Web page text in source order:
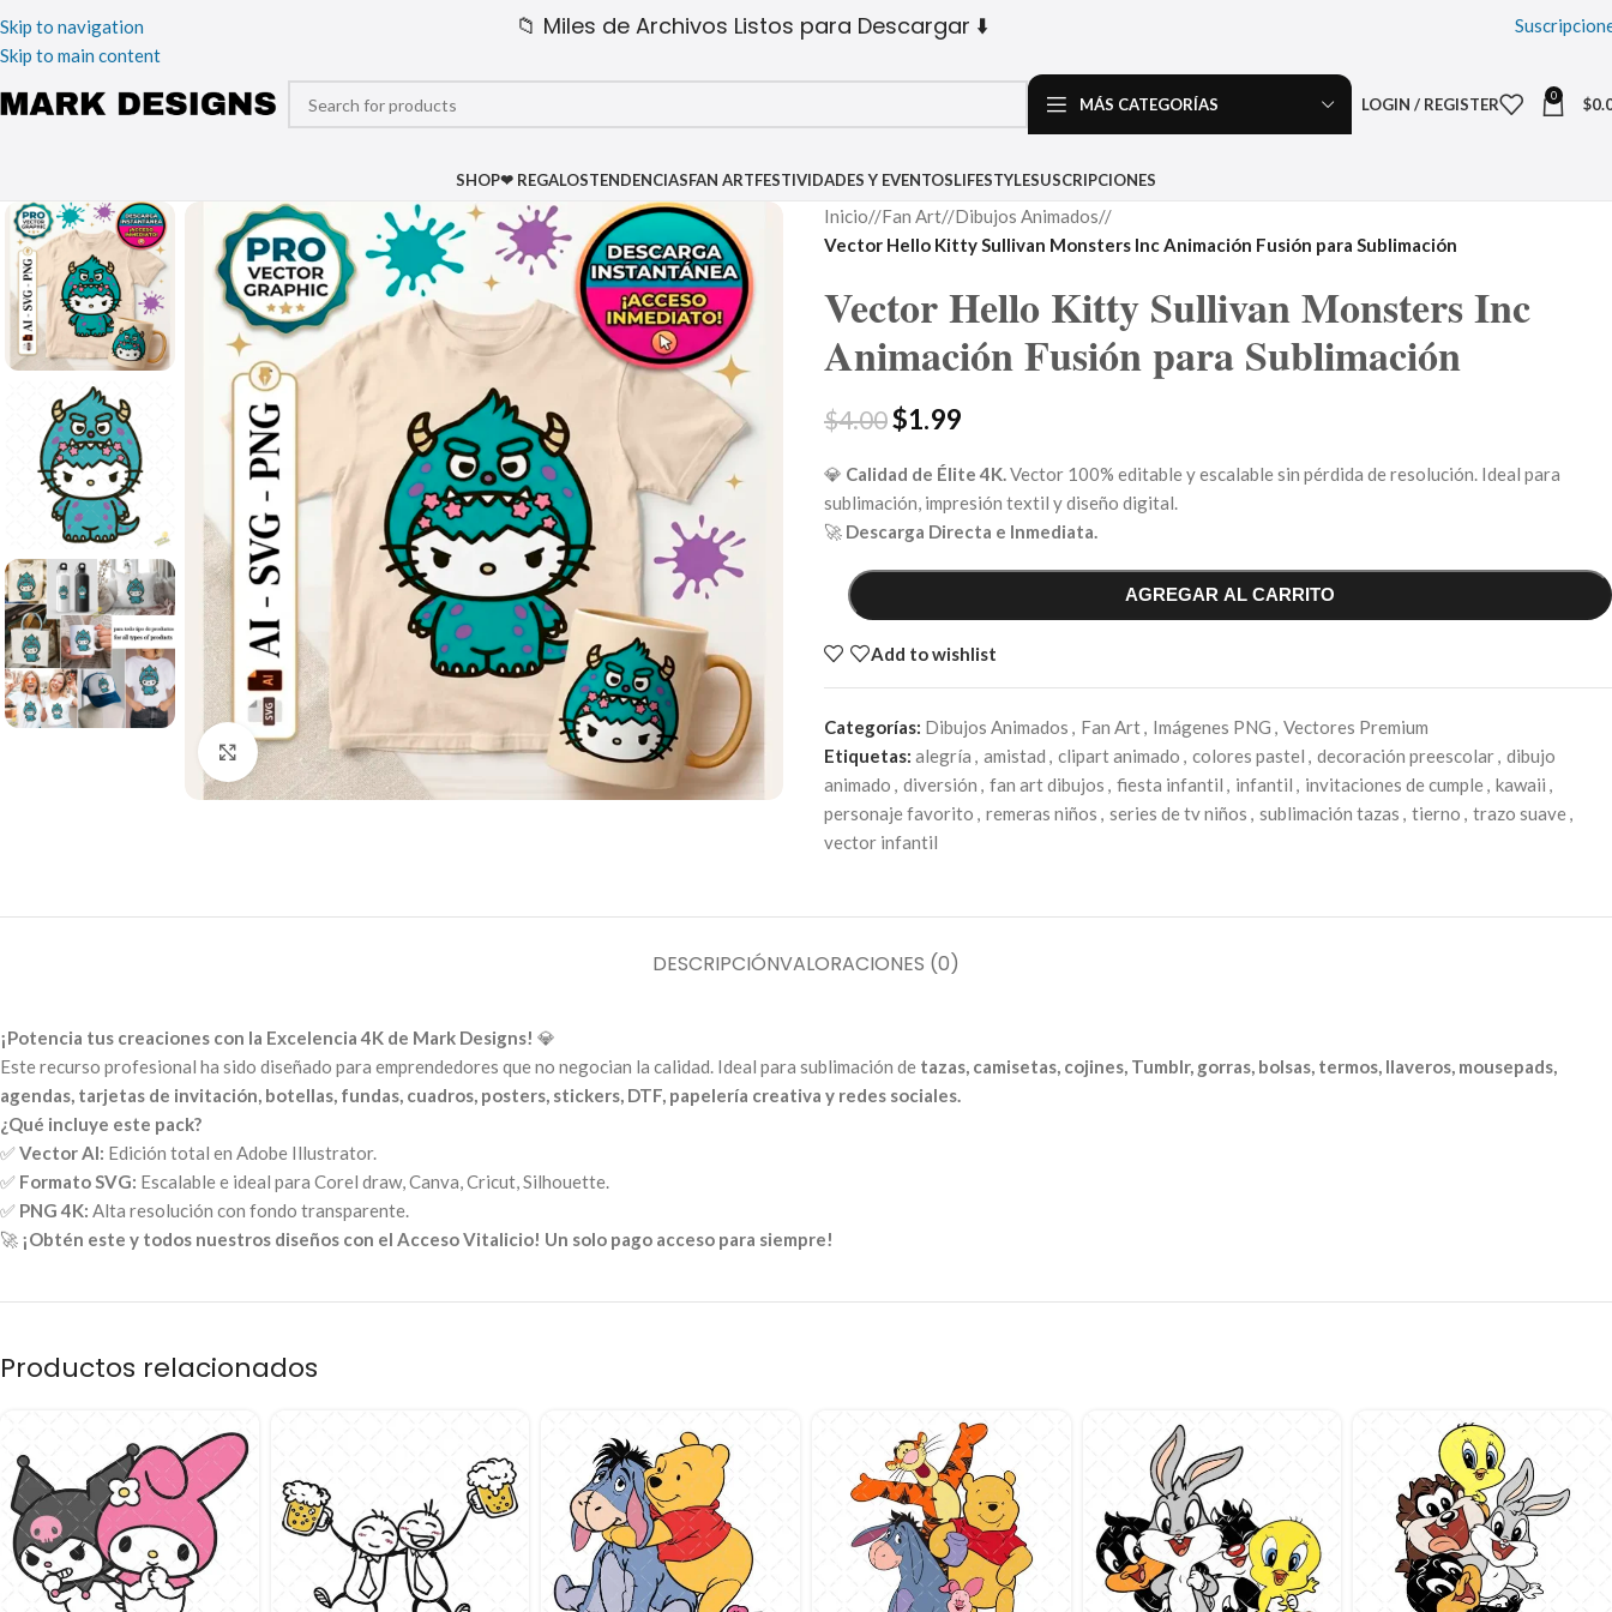
Skip to navigation
Skip to main content
📁 Miles de Archivos Listos para Descargar ⬇️
MÁS CATEGORÍAS LOGIN / REGISTER 0 $
SHOP❤ REGALOSTENDENCIASFAN ARTFESTIVIDADES Y EVENTOSLIFESTYLESUSCRIPCIONES
Click to enlarge
Inicio/ Fan Art/ Dibujos Animados/
Vector Hello Kitty Sullivan Monsters Inc Animación Fusión para Sublimación
Vector Hello Kitty Sullivan Monsters Inc
Animación Fusión para Sublimación
$4.00$1.99
💎 Calidad de Élite 4K.Vector 100% editable y escalable sin pérdida de resolución. Ideal para
sublimación, impresión textil y diseño digital.
🚀 Descarga Directa e Inmediata.
AGREGAR AL CARRITO
Add to wishlist
Categorías: Dibujos Animados , Fan Art, Imágenes PNG , Vectores Premium
Etiquetas: alegría , amistad , clipart animado , colores pastel , decoración preescolar, dibujo
animado , diversión , fan art dibujos , fiesta infantil , infantil , invitaciones de cumple, kawaii ,
personaje favorito , remeras niños , series de tv niños , sublimación tazas , tierno , trazo suave,
vector infantil
DESCRIPCIÓNVALORACIONES (0)
¡Potencia tus creaciones con la Excelencia 4K de Mark Designs! 💎
Este recurso profesional ha sido diseñado para emprendedores que no negocian la calidad. Ideal para sublimación de tazas, camisetas, cojines, Tumblr, gorras, bolsas, termos, llaveros, mousepads,
agendas, tarjetas de invitación, botellas, fundas, cuadros, posters, stickers, DTF, papelería creativa y redes sociales.
¿Qué incluye este pack?
✅Vector AI: Edición total en Adobe Illustrator.
✅ Formato SVG: Escalable e ideal para Corel draw, Canva, Cricut, Silhouette.
✅ PNG 4K: Alta resolución con fondo transparente.
🚀 ¡Obtén este y todos nuestros diseños con el Acceso Vitalicio! Un solo pago acceso para siempre!
Productos relacionados